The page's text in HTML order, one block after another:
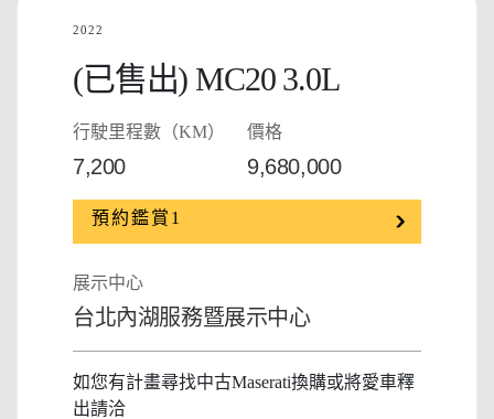
2022
(已售出) MC20 3.0L
行駛里程數（KM）
7,200
價格
9,680,000
預約鑑賞1
展示中心
台北內湖服務暨展示中心
如您有計畫尋找中古Maserati換購或將愛車釋
出請洽